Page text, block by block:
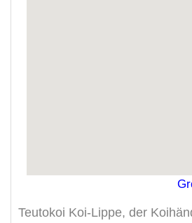
Teutokoi Koi-Lippe, der